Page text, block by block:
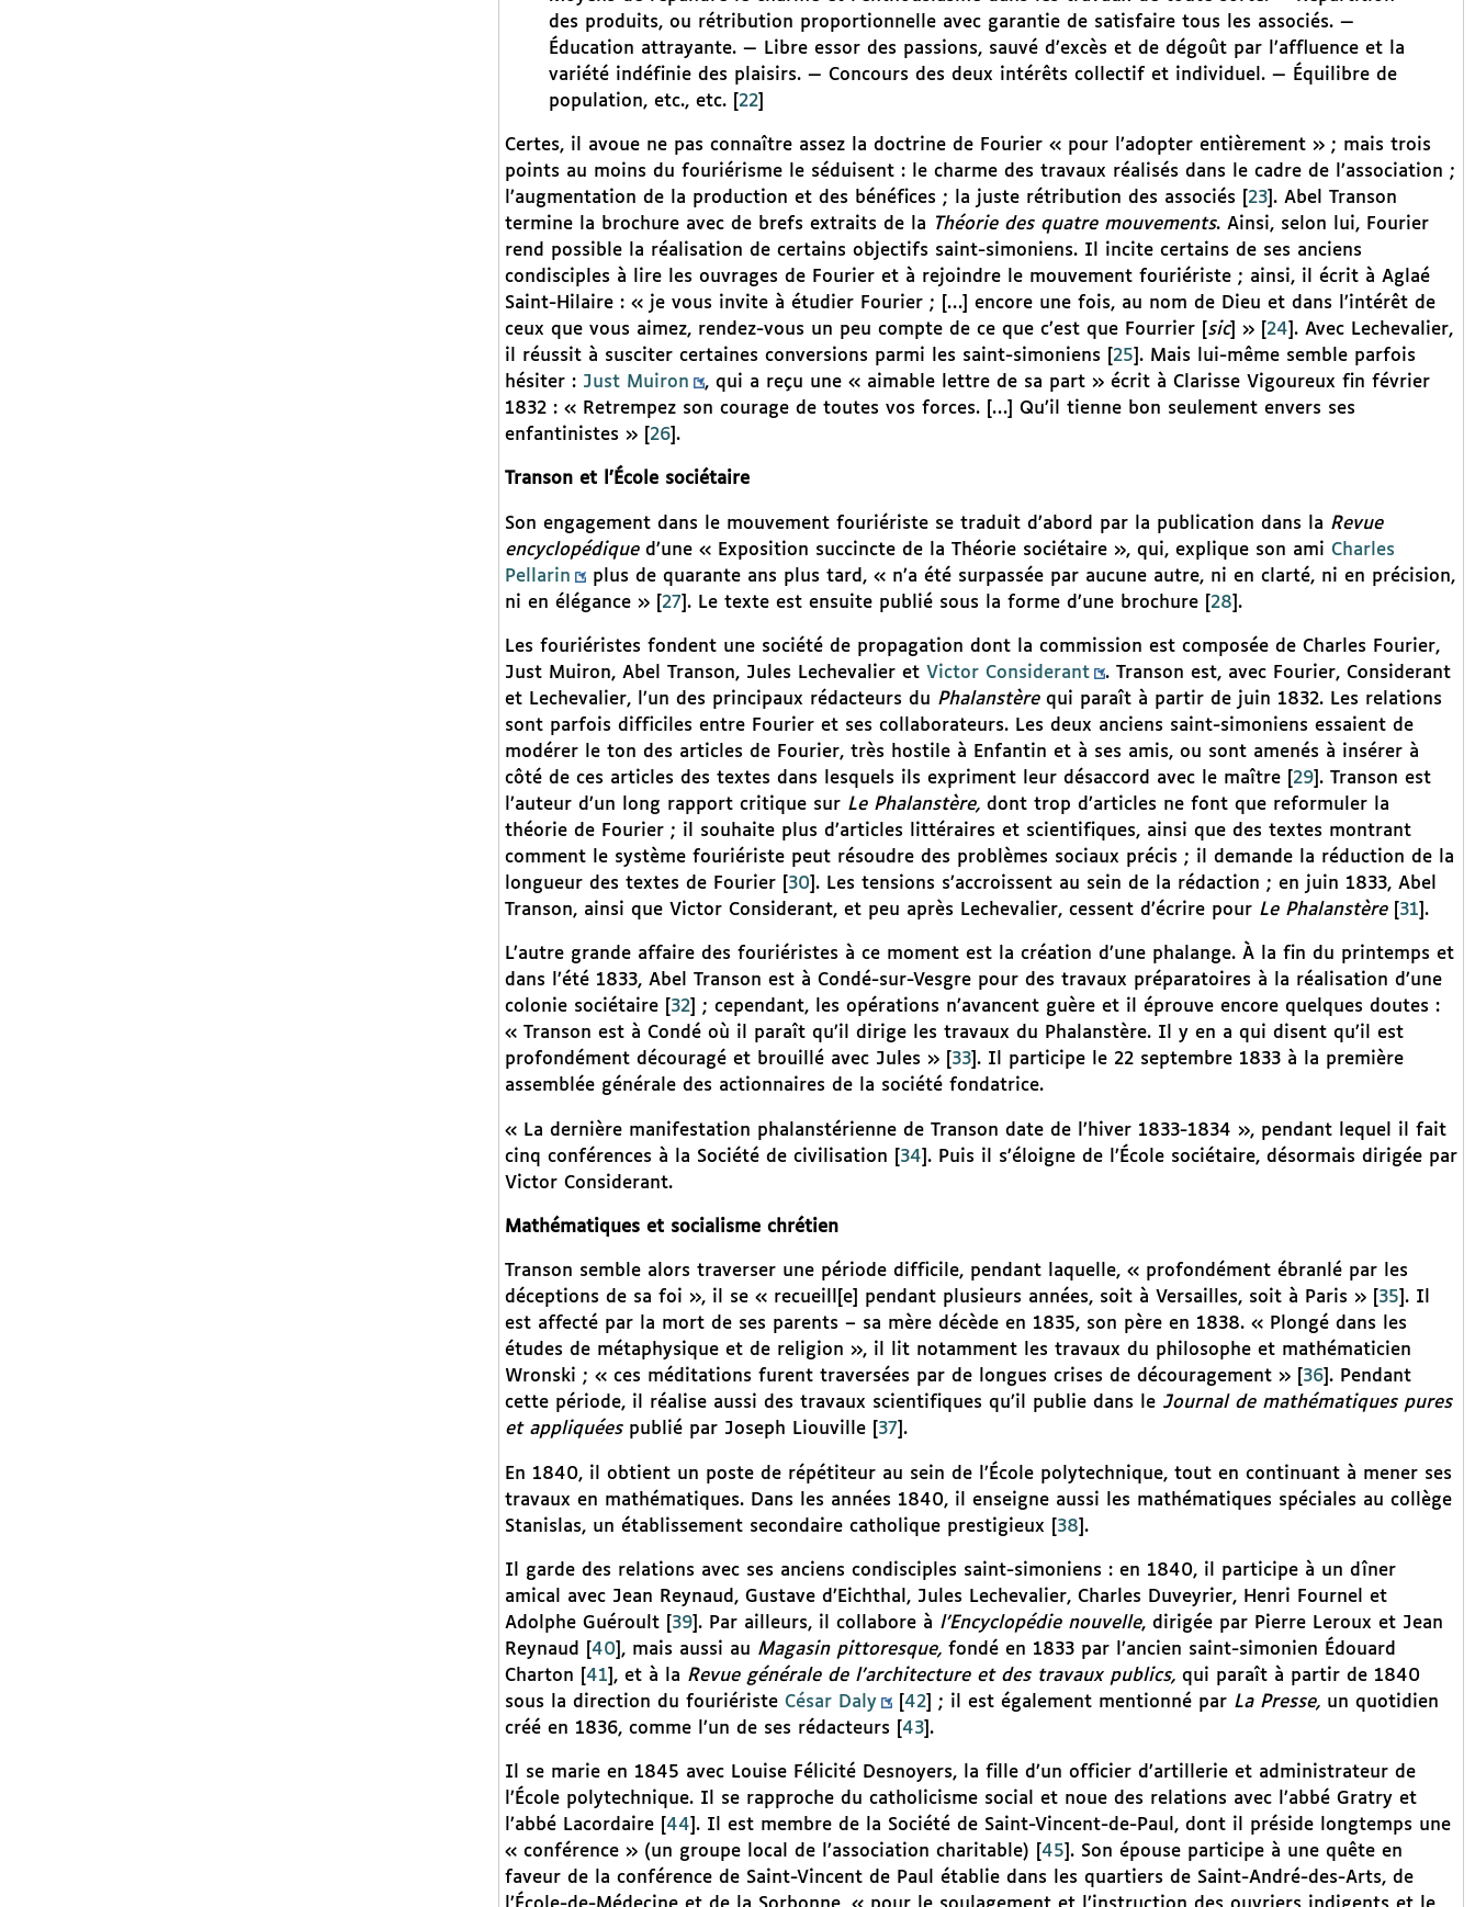
des produits, ou rétribution proportionnelle avec garantie de satisfaire tous les associés. —
Éducation attrayante. — Libre essor des passions, sauvé d’excès et de dégoût par l’affluence et la
variété indéfinie des plaisirs. — Concours des deux intérêts collectif et individuel. — Équilibre de
population, etc., etc.[ 22]
Certes, il avoue ne pas connaître assez la doctrine de Fourier « pour l’adopter entièrement » ; mais trois
points au moins du fouriérisme le séduisent : le charme des travaux réalisés dans le cadre de l’association ;
l’augmentation de la production et des bénéfices ; la juste rétribution des associés
23] . Abel Transon
termine la brochure avec de brefs extraits de la Théorie des quatre mouvements. Ainsi, selon lui, Fourier
rend possible la réalisation de certains objectifs saint-simoniens. Il incite certains de ses anciens
condisciples à lire les ouvrages de Fourier et à rejoindre le mouvement fouriériste ; ainsi, il écrit à Aglaé
Saint-Hilaire : « je vous invite à étudier Fourier ; […] encore une fois, au nom de Dieu et dans l’intérêt de
ceux que vous aimez, rendez-vous un peu compte de ce que c’est que Fourrier [ sic] »[ 24 . Avec Lechevalier,
il réussit à susciter certaines conversions parmi les saint-simoniens
25 . Mais lui-même semble parfois
hésiter : Just Muiron
, qui a reçu une « aimable lettre de sa part » écrit à Clarisse Vigoureux fin février
1832 : « Retrempez son courage de toutes vos forces. […] Qu’il tienne bon seulement envers ses
enfantinistes »[ 26] .
Transon et l’École sociétaire
Son engagement dans le mouvement fouriériste se traduit d’abord par la publication dans la Revue
encyclopédiqued’une « Exposition succincte de la Théorie sociétaire », qui, explique son ami Charles
Pellarin
plus de quarante ans plus tard, « n’a été surpassée par aucune autre, ni en clarté, ni en précision,
ni en élégance »[ 27 . Le texte est ensuite publié sous la forme d’une brochure[ 28 .
Les fouriéristes fondent une société de propagation dont la commission est composée de Charles Fourier,
Just Muiron, Abel Transon, Jules Lechevalier et Victor Considerant
. Transon est, avec Fourier, Considerant
et Lechevalier, l’un des principaux rédacteurs du Phalanstère qui paraît à partir de juin 1832. Les relations
sont parfois difficiles entre Fourier et ses collaborateurs. Les deux anciens saint-simoniens essaient de
modérer le ton des articles de Fourier, très hostile à Enfantin et à ses amis, ou sont amenés à insérer à
côté de ces articles des textes dans lesquels ils expriment leur désaccord avec le maître[ 29] . Transon est
l’auteur d’un long rapport critique sur Le Phalanstère, dont trop d’articles ne font que reformuler la
théorie de Fourier ; il souhaite plus d’articles littéraires et scientifiques, ainsi que des textes montrant
comment le système fouriériste peut résoudre des problèmes sociaux précis ; il demande la réduction de la
longueur des textes de Fourier[ 30 . Les tensions s’accroissent au sein de la rédaction ; en juin 1833, Abel
Transon, ainsi que Victor Considerant, et peu après Lechevalier, cessent d’écrire pour Le Phalanstère[ 31 .
L’autre grande affaire des fouriéristes à ce moment est la création d’une phalange. À la fin du printemps et
dans l’été 1833, Abel Transon est à Condé-sur-Vesgre pour des travaux préparatoires à la réalisation d’une
colonie sociétaire[ 32]
; cependant, les opérations n’avancent guère et il éprouve encore quelques doutes :
« Transon est à Condé où il paraît qu’il dirige les travaux du Phalanstère. Il y en a qui disent qu’il est
profondément découragé et brouillé avec Jules »[ 33] . Il participe le 22 septembre 1833 à la première
assemblée générale des actionnaires de la société fondatrice.
« La dernière manifestation phalanstérienne de Transon date de l’hiver 1833-1834 », pendant lequel il fait
cinq conférences à la Société de civilisation
34 . Puis il s’éloigne de l’École sociétaire, désormais dirigée par
Victor Considerant.
Mathématiques et socialisme chrétien
Transon semble alors traverser une période difficile, pendant laquelle, « profondément ébranlé par les
déceptions de sa foi », il se « recueill[e] pendant plusieurs années, soit à Versailles, soit à Paris »[ 35 . Il
est affecté par la mort de ses parents – sa mère décède en 1835, son père en 1838. « Plongé dans les
études de métaphysique et de religion », il lit notamment les travaux du philosophe et mathématicien
Wronski ; « ces méditations furent traversées par de longues crises de découragement »[ 36] . Pendant
cette période, il réalise aussi des travaux scientifiques qu’il publie dans le Journal de mathématiques pures
et appliquéespublié par Joseph Liouville[ 37 .
En 1840, il obtient un poste de répétiteur au sein de l’École polytechnique, tout en continuant à mener ses
travaux en mathématiques. Dans les années 1840, il enseigne aussi les mathématiques spéciales au collège
Stanislas, un établissement secondaire catholique prestigieux
38 .
Il garde des relations avec ses anciens condisciples saint-simoniens : en 1840, il participe à un dîner
amical avec Jean Reynaud, Gustave d’Eichthal, Jules Lechevalier, Charles Duveyrier, Henri Fournel et
Adolphe Guéroult[ 39] . Par ailleurs, il collabore à l’Encyclopédie nouvelle, dirigée par Pierre Leroux et Jean
Reynaud
40 , mais aussi au Magasin pittoresque, fondé en 1833 par l’ancien saint-simonien Édouard
Charton
41 , et à la Revue générale de l’architecture et des travaux publics, qui paraît à partir de 1840
sous la direction du fouriériste César Daly [ 42] ; il est également mentionné par La Presse, un quotidien
créé en 1836, comme l’un de ses rédacteurs
43] .
Il se marie en 1845 avec Louise Félicité Desnoyers, la fille d’un officier d’artillerie et administrateur de
l’École polytechnique. Il se rapproche du catholicisme social et noue des relations avec l’abbé Gratry et
l’abbé Lacordaire[ 44 . Il est membre de la Société de Saint-Vincent-de-Paul, dont il préside longtemps une
« conférence » (un groupe local de l’association charitable)
45 . Son épouse participe à une quête en
faveur de la conférence de Saint-Vincent de Paul établie dans les quartiers de Saint-André-des-Arts, de